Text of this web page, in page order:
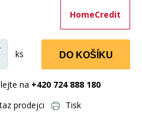
HomeCredit
ks DO KOŠÍKU
na +420 724 888 180
prodejci Tisk